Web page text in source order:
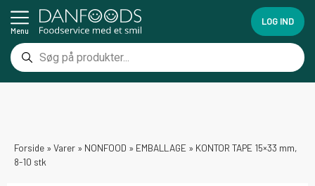
Menu
LOG IND
Forside » Varer » NONFOOD » EMBALLAGE » KONTOR TAPE 15×33 mm,
8-10 stk